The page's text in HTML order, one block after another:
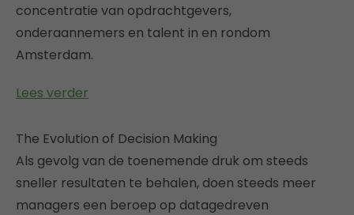
concentratie van opdrachtgevers,
onderaannemers en talent in en rondom
Amsterdam.
Lees verder
The Evolution of Decision Making
Als gevolg van de toenemende druk om steeds
sneller resultaten te behalen, doen steeds meer
managers een beroep op datagedreven